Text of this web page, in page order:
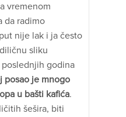
vremenom
da radimo
nije lak i ja često
sliku
godina
posao je mnogo
u bašti kafića.
šešira, biti